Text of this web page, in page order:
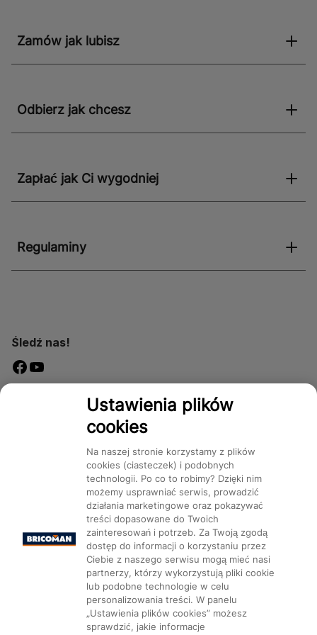
Zamów jak lubisz
Odbierz jak chcesz
Zapłać jak Ci wygodniej
Regulaminy
Śledź nas!
Dostępność
Kategorie Produkty Marki CMS
Ustawienia plików cookie
Ustawienia plików
cookies
Na naszej stronie korzystamy z plików
cookies (ciasteczek) i podobnych
technologii. Po co to robimy? Dzięki nim
możemy usprawniać serwis, prowadzić
działania marketingowe oraz pokazywać
treści dopasowane do Twoich
zainteresowań i potrzeb. Za Twoją zgodą
dostęp do informacji o korzystaniu przez
Ciebie z naszego serwisu mogą mieć nasi
partnerzy, którzy wykorzystują pliki cookie
lub podobne technologie w celu
personalizowania treści. W panelu
„Ustawienia plików cookies” możesz
sprawdzić, jakie informacje